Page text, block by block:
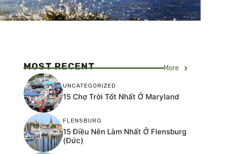
MOST RECENT More
UNCATEGORIZED
15 Chợ Trời Tốt Nhất Ở Maryland
FLENSBURG
15 Điều Nên Làm Nhất Ở Flensburg
(Đức)